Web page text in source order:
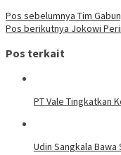
Pos sebelumnya Tim
Pos berikutnya Jokowi
Pos terkait
PT Vale Tingkatkan
Udin Sangkala Bawa